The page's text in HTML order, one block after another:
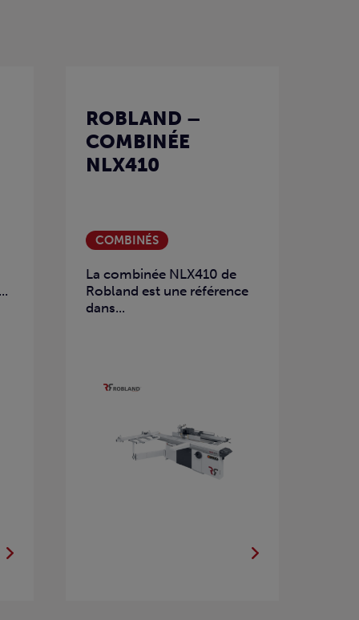
ROBLAND –
COMBINÉE
NLX410
COMBINÉS
La combinée NLX410 de
Robland est une référence
dans...